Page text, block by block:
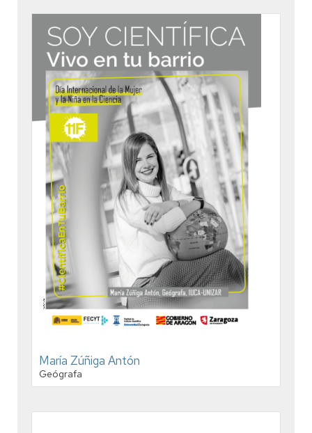
María Zúñiga Antón
Geógrafa